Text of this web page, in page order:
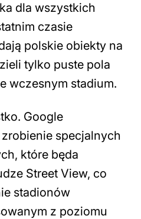
dla wszystkich
czasie
polskie obiekty na
tylko puste pola
wczesnym stadium.
Google
specjalnych
które będa
Street View, co
stadionów
z poziomu